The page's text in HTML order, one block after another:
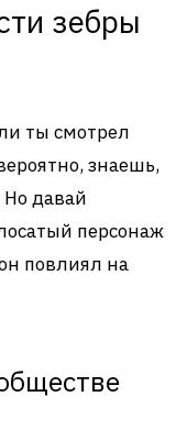
зебры
ты смотрел
знаешь,
Но давай
персонаж
повлиял на